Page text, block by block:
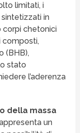
limitati, i
in
corpi chetonici
composti,
(BHB),
stato
l’aderenza
della massa
un